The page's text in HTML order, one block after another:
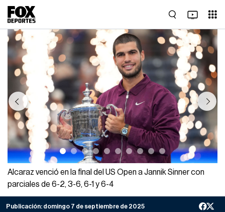
Previous Next
Alcaraz venció en la final del US Open a Jannik Sinner con
parciales de 6-2, 3-6, 6-1 y 6-4
Publicación: domingo 7 de septiembre de 2025